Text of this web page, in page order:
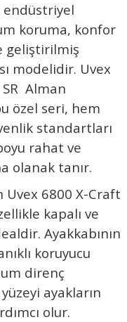
endüstriyel
koruma, konfor
geliştirilmiş
modelidir. Uvex
Alman
özel seri, hem
standartları
rahat ve
olanak tanır.
Uvex 6800 X-Craft
kapalı ve
Ayakkabının
koruyucu
direnç
ayakların
olur.